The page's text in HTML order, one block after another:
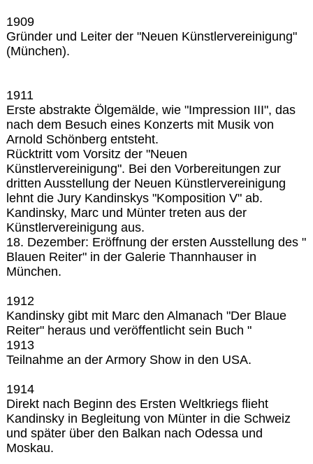
1909
Gründer und Leiter der "Neuen Künstlervereinigung"
(München).
1911
Erste abstrakte Ölgemälde, wie "Impression III", das
nach dem Besuch eines Konzerts mit Musik von
Arnold Schönberg entsteht.
Rücktritt vom Vorsitz der "Neuen
Künstlervereinigung". Bei den Vorbereitungen zur
dritten Ausstellung der Neuen Künstlervereinigung
lehnt die Jury Kandinskys "Komposition V" ab.
Kandinsky, Marc und Münter treten aus der
Künstlervereinigung aus.
18. Dezember: Eröffnung der ersten Ausstellung des "
Blauen Reiter" in der Galerie Thannhauser in
München.
1912
Kandinsky gibt mit Marc den Almanach "Der Blaue
Reiter" heraus und veröffentlicht sein Buch "
1913
Teilnahme an der Armory Show in den USA.
1914
Direkt nach Beginn des Ersten Weltkriegs flieht
Kandinsky in Begleitung von Münter in die Schweiz
und später über den Balkan nach Odessa und
Moskau.